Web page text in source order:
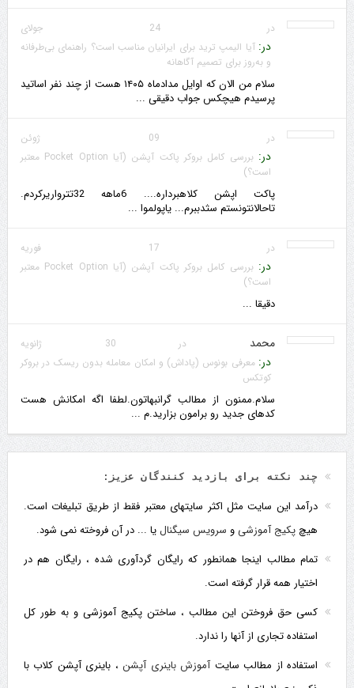
در 24 جولای
در:آیا الیمپ ترید برای ایرانیان مناسب است؟ راهنمای بی‌طرفانه
و به‌روز برای تصمیم آگاهانه
سلام من الان که اوایل مدادماه ۱۴۰۵ هست از چند نفر اساتید
پرسیدم هیچکس جواب دقیقی ...
در 09 ژوئن
در:
بررسی کامل بروکر پاکت آپشن (آیا Pocket Option معتبر
است؟)
پاکت اپشن کلاهبرداره.... 6ماهه 32تترواریرکردم.
تاحالانتونستم سثدببرم... یاپولموا ...
در 17 فوریه
در:
بررسی کامل بروکر پاکت آپشن (آیا Pocket Option معتبر
است؟)
دقیقا ...
محمد در 30 ژانویه
در:معرفی بونوس (پاداش) و امکان معامله بدون ریسک در بروکر
کوتکس
سلام.ممنون از مطالب گرانبهاتون.لطفا اگه امکانش هست
کدهای جدید رو برامون بزارید.م ...
چند نکته برای بازدید کنندگان عزیز:
درآمد این سایت مثل اکثر سایتهای معتبر فقط از طریق تبلیغات است.
هیچ پکیج آموزشیو سرویس سیگنال یا ... در آن فروخته نمی شود.
تمام مطالب اینجا همانطور که رایگان گردآوری شده ، رایگان هم در
اختیار همه قرار گرفته است.
کسی حق فروختن این مطالب ، ساختن پکیج آموزشی و به طور کل
استفاده تجاری از آنها را ندارد.
استفاده از مطالب سایتآموزش باینری آپشن، باینری آپشن کلاب با